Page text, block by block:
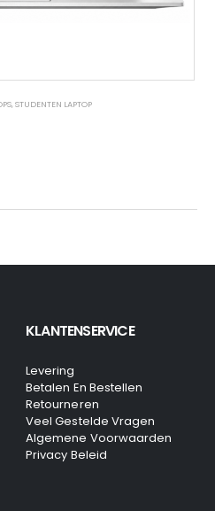
, STUDENTEN LAPTOP
KLANTENSERVICE
Levering
Betalen En Bestellen
Retourneren
Veel Gestelde Vragen
Algemene Voorwaarden
Privacy Beleid